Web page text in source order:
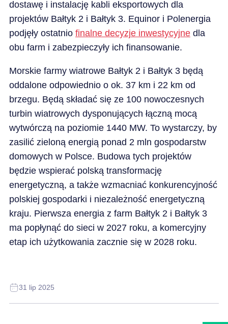
dostawę i instalację kabli eksportowych dla
projektów Bałtyk 2 i Bałtyk 3. Equinor i Polenergia
podjęły ostatnio finalne decyzje inwestycyjnedla
obu farm i zabezpieczyły ich finansowanie.
Morskie farmy wiatrowe Bałtyk 2 i Bałtyk 3 będą
oddalone odpowiednio o ok. 37 km i 22 km od
brzegu. Będą składać się ze 100 nowoczesnych
turbin wiatrowych dysponujących łączną mocą
wytwórczą na poziomie 1440 MW. To wystarczy, by
zasilić zieloną energią ponad 2 mln gospodarstw
domowych w Polsce. Budowa tych projektów
będzie wspierać polską transformację
energetyczną, a także wzmacniać konkurencyjność
polskiej gospodarki i niezależność energetyczną
kraju. Pierwsza energia z farm Bałtyk 2 i Bałtyk 3
ma popłynąć do sieci w 2027 roku, a komercyjny
etap ich użytkowania zacznie się w 2028 roku.
31 lip 2025